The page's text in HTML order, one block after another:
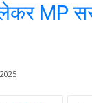
लेकर MP